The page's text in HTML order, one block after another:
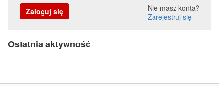
Zaloguj się
Nie masz konta?
Zarejestruj się
Ostatnia aktywność